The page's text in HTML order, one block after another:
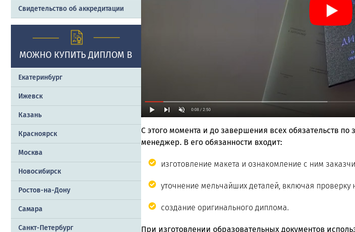
Свидетельство об аккредитации
МОЖНО КУПИТЬ ДИПЛОМ В
Екатеринбург
Ижевск
Казань
Красноярск
Москва
Новосибирск
Ростов-на-Дону
Самара
Санкт-Петербург
С этого момента и до завершения всех обязательств по
менеджер. В его обязанности входит:
изготовление макета и ознакомление с ним
уточнение мельчайших деталей, включая проверку
создание оригинального диплома.
При изготовлении образовательных документов